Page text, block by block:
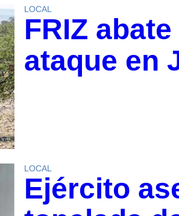
LOCAL
FRIZ
ataque en
LOCAL
Ejército